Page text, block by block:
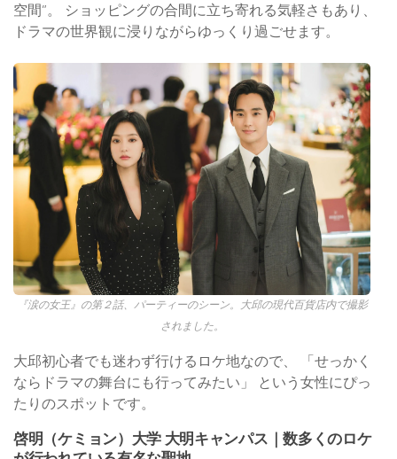
空間”。 ショッピングの合間に立ち寄れる気軽さもあり、
ドラマの世界観に浸りながらゆっくり過ごせます。
『涙の女王』の第２話、パーティーのシーン。大邱の現代百貨店内で撮影
されました。
大邱初心者でも迷わず行けるロケ地なので、 「せっかく
ならドラマの舞台にも行ってみたい」 という女性にぴっ
たりのスポットです。
啓明（ケミョン）大学 大明キャンパス｜数多くのロケ